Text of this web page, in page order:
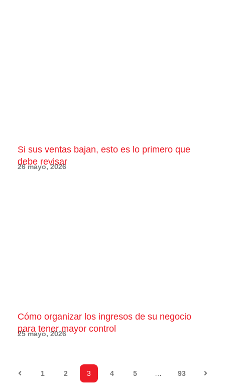
Si sus ventas bajan, esto es lo primero que
debe revisar
26 mayo, 2026
Cómo organizar los ingresos de su negocio
para tener mayor control
25 mayo, 2026
1 2 3 4 5 93